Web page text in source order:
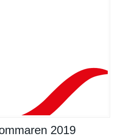
2019